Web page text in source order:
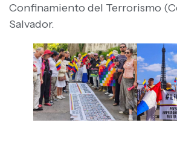
Confinamiento del Terrorismo
Salvador.